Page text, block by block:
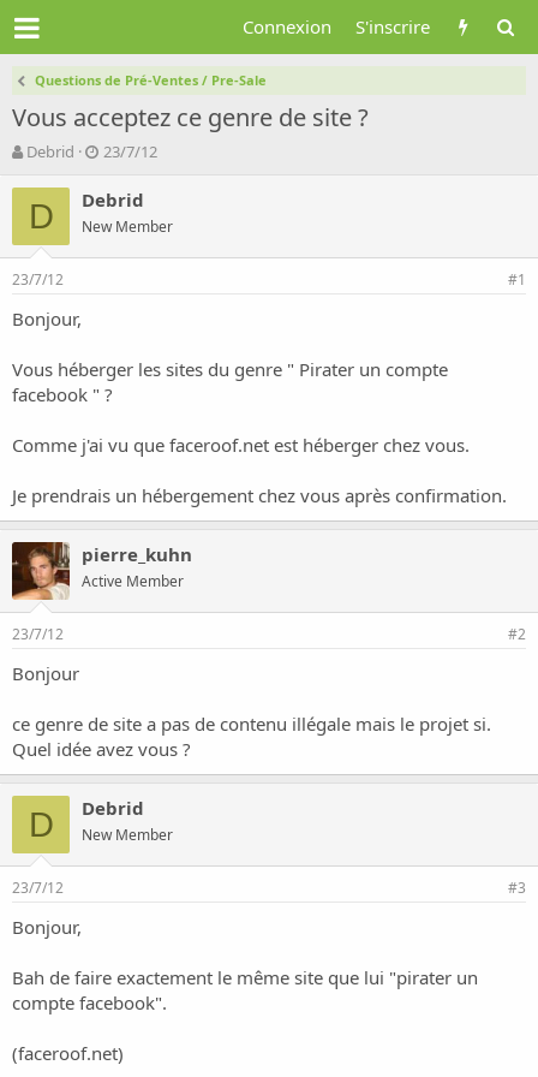
Connexion S'inscrire
Questions de Pré-Ventes / Pre-Sale
Vous acceptez ce genre de site ?
A
t
r
d
l
d
i
u
s
i
o
n
Debrid
D
t
d
e
t
23/7/12
D Debrid
New Member
23/7/12 #1
Bonjour,
Vous héberger les sites du genre " Pirater un compte
facebook " ?
Comme j'ai vu que faceroof.net est héberger chez vous.
Je prendrais un hébergement chez vous après confirmation.
pierre_kuhn
Active Member
23/7/12 #2
Bonjour
ce genre de site a pas de contenu illégale mais le projet si.
Quel idée avez vous ?
D Debrid
New Member
23/7/12 #3
Bonjour,
Bah de faire exactement le même site que lui "pirater un
compte facebook".
(faceroof.net)